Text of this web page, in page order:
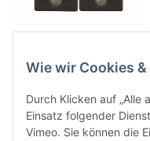
4er Set - Gin
36,00 CHF*
Wie wir Cookies
Durch Klicken auf „Alle
Einsatz folgender
Vimeo. Sie können die